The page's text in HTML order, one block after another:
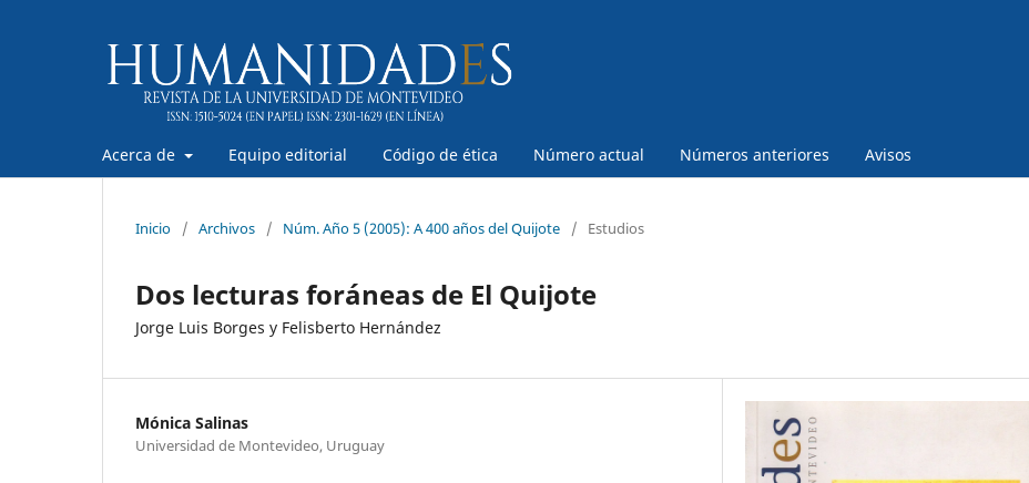
Acerca de Equipo editorial Código de ética Número actual Números anteriores Avisos
Inicio / Archivos / Núm. Año 5 (2005): A 400 años del Quijote / Estudios
Dos lecturas foráneas de El Quijote
Jorge Luis Borges y Felisberto Hernández
Mónica Salinas
Universidad de Montevideo, Uruguay